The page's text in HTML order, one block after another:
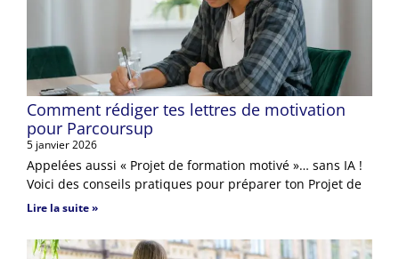
Comment rédiger tes lettres de motivation
pour Parcoursup
5 janvier 2026
Appelées aussi « Projet de formation motivé »… sans IA !
Voici des conseils pratiques pour préparer ton Projet de
Lire la suite »